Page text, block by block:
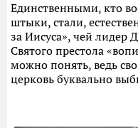
Единственными, кто
штыки, стали,
за Иисуса», чей лидер
Святого престола
можно понять, ведь
церковь буквально